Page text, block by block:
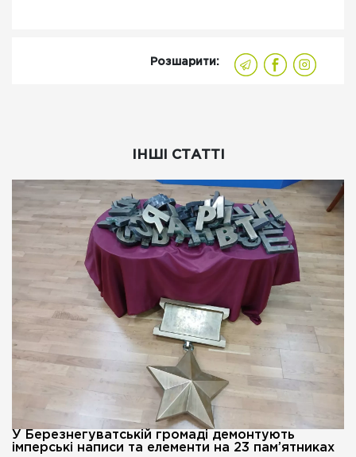
Розшарити:
ІНШІ СТАТТІ
У Березнегуватській громаді демонтують
імперські написи та елементи на 23 пам’ятниках